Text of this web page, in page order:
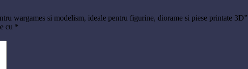
wargames si modelism, ideale pentru figurine, diorame si piese printate 3D”
cu *